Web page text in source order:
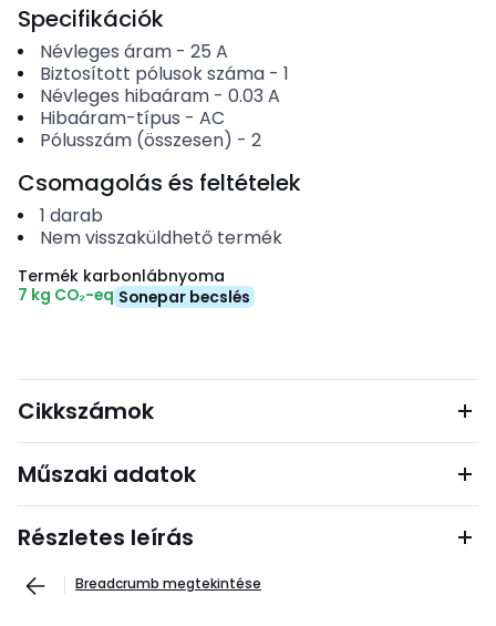
Specifikációk
Névleges áram- 25 A
Biztosított pólusok száma- 1
Névleges hibaáram- 0.03 A
Hibaáram-típus - AC
Pólusszám (összesen) - 2
Csomagolás és feltételek
1 darab
Nem visszaküldhető termék
Termék karbonlábnyoma
7 kg CO₂-eq Sonepar becslés
Cikkszámok
Műszaki adatok
Részletes leírás
Breadcrumb megtekintése